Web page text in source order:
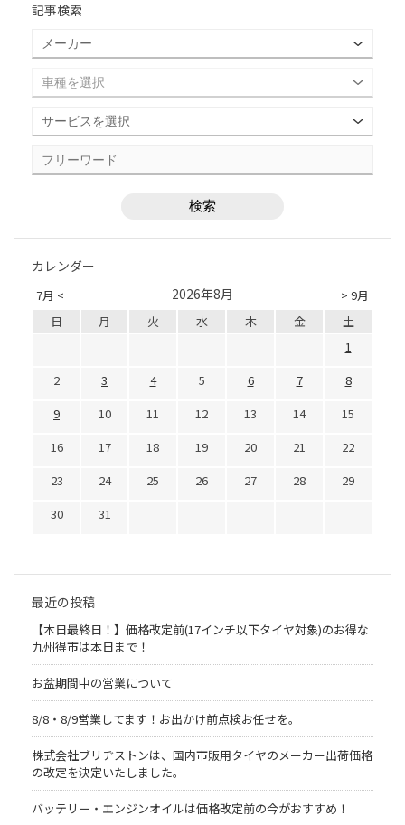
記事検索
カレンダー
7月 < > 9月
2026年8月
日 月 火 水 木 金
土
1
2
3 4 5 6 7
8
9
10 11 12 13 14
15
16
17 18 19 20 21
22
23
24 25 26 27 28
29
30
31
最近の投稿
【本日最終日！】価格改定前(17インチ以下タイヤ対象)のお得な
九州得市は本日まで！
お盆期間中の営業について
8/8・8/9営業してます！お出かけ前点検お任せを。
株式会社ブリヂストンは、国内市販用タイヤのメーカー出荷価格
の改定を決定いたしました。
バッテリー・エンジンオイルは価格改定前の今がおすすめ！